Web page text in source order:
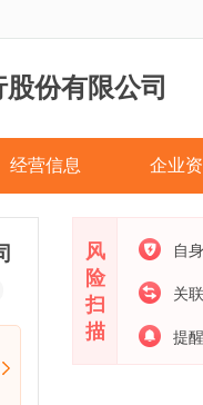
份有限公司
经营信息 企业
风
险
扫
描
自
关
提